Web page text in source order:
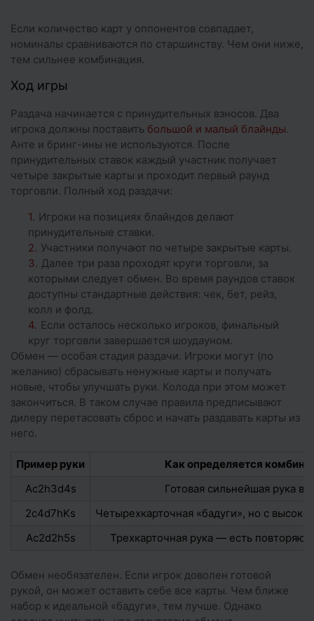
Если количество карт у оппонентов совпадает,
номиналы сравниваются по старшинству. Чем они ниже,
тем сильнее комбинация.
Ход игры
Раздача начинается с принудительных взносов. Два
игрока должны поставить большой и малый блайнды.
Анте и бринг-ины не используются. После
принудительных ставок каждый участник получает
четыре закрытые карты и проходит первый раунд
торговли. Полный ход раздачи:
Игроки на позициях блайндов делают
принудительные ставки.
Участники получают по четыре закрытые карты.
Далее три раза проходят круги торговли, за
которыми следует обмен. Во время раундов ставок
доступны стандартные действия: чек, бет, рейз,
колл и фолд.
Если осталось несколько игроков, финальный
круг торговли завершается шоудауном.
Обмен — особая стадия раздачи. Игроки могут (по
желанию) сбрасывать ненужные карты и получать
новые, чтобы улучшать руки. Колода при этом может
закончиться. В таком случае правила предписывают
дилеру перетасовать сброс и начать раздавать карты из
него.
Пример руки
Как определяется
Ac2h3d4s
Готовая сильнейшая рука в
2c4d7hKs
Четырехкарточная «бадуги», но с
Ac2d2h5s
Трехкарточная рука — есть
Обмен необязателен. Если игрок доволен готовой
рукой, он может оставить себе все карты. Чем ближе
набор к идеальной «бадуги», тем лучше. Однако